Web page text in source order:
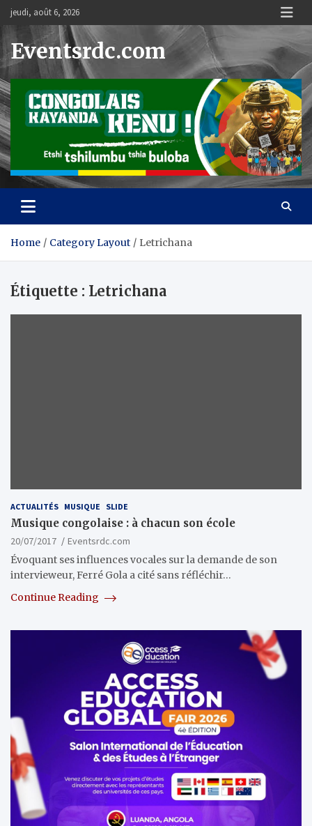
Skip
content
jeudi, août 6, 2026
Eventsrdc.com
Home Category Layout Letrichana
Étiquette : Letrichana
ACTUALITÉS MUSIQUE SLIDE
Musique congolaise : à chacun son école
20/07/2017
Eventsrdc.com
Évoquant ses influences vocales sur la demande de son
intervieweur, Ferré Gola a cité sans réfléchir…
Continue Reading